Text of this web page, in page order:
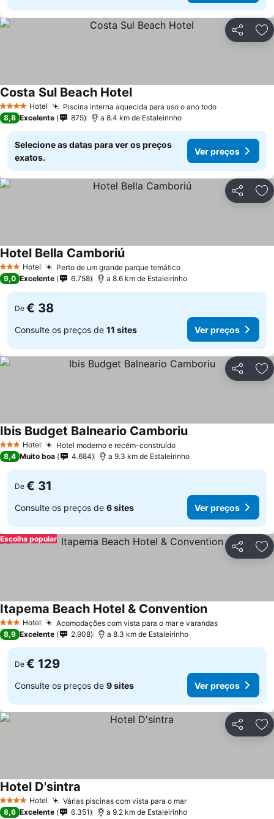
Partilhar
4 EstrelasHotel Piscina interna aquecida para uso o ano todo
Costa Sul Beach Hotel
8,8 Excelente 875 a 8.4 km de Estaleirinho
Selecione as datas para ver os preços
exatos.
Ver preços
Partilhar
3 EstrelasHotel Perto de um grande parque temático
Hotel Bella Camboriú
9,0 Excelente 6.758 a 8.6 km de Estaleirinho
De € 38
Consulte os preços de 11 sites Ver preços
Partilhar
3 EstrelasHotel Hotel moderno e recém-construído
Ibis Budget Balneario Camboriu
8,4 Muito boa 4.684 a 9.3 km de Estaleirinho
De € 31
Consulte os preços de 6 sites Ver preços
Partilhar
Escolha popular
3 EstrelasHotel Acomodações com vista para o mar e varandas
Itapema Beach Hotel & Convention
8,9 Excelente 2.908 a 8.3 km de Estaleirinho
De € 129
Consulte os preços de 9 sites Ver preços
Partilhar
4 EstrelasHotel Várias piscinas com vista para o mar
Hotel D'sintra
8,6 Excelente 6.351 a 9.2 km de Estaleirinho